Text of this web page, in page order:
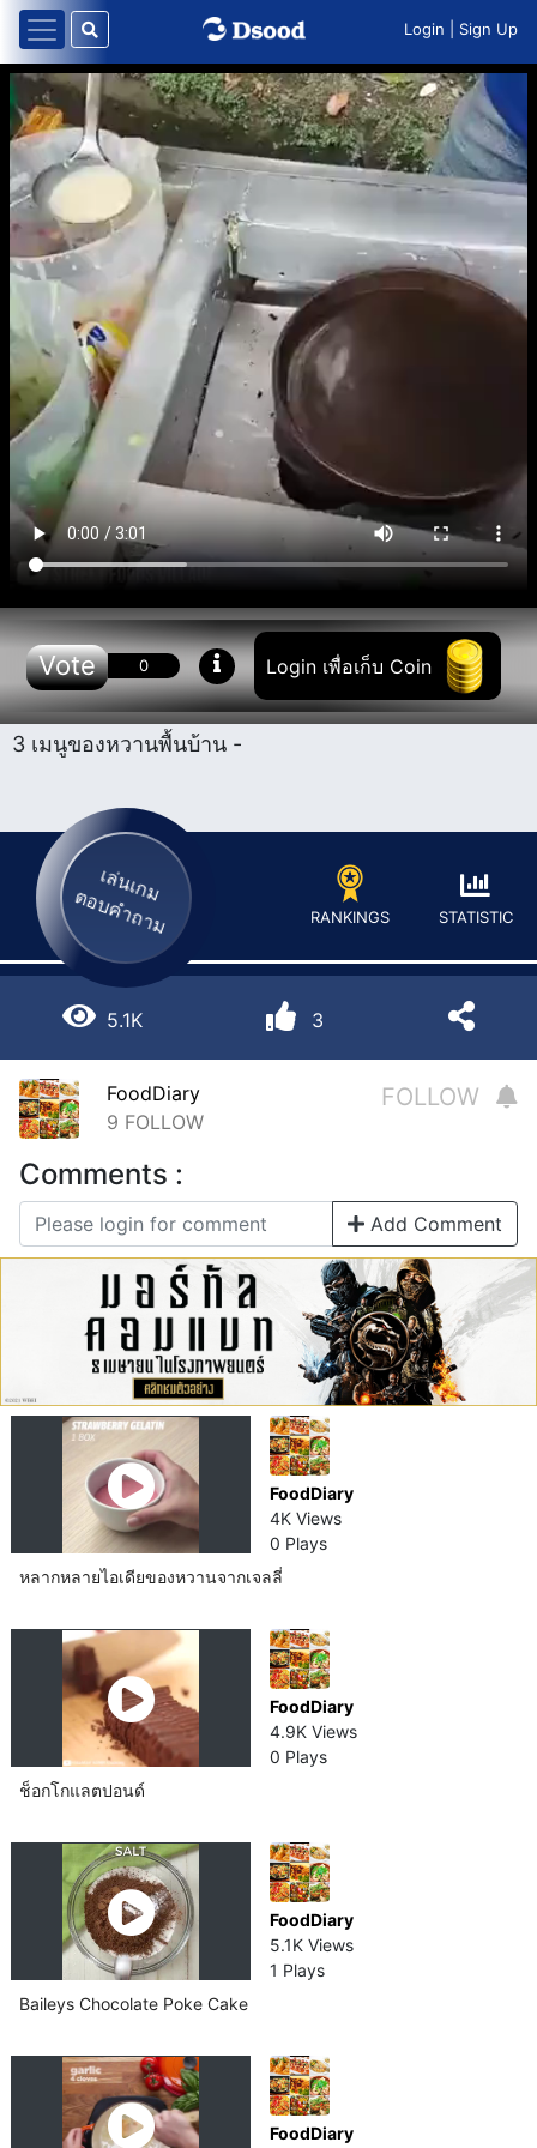
Login Sign Up
Vote 0 Login เพื่อเก็บ Coin
3 เมนูของหวานพื้นบ้าน -
เล่นเกม
ตอบคำถาม RANKINGS STATISTIC
5.1K 3
FoodDiary
9 FOLLOW
FOLLOW
Comments :
Add Comment
FoodDiary
4K Views
0 Plays
หลากหลายไอเดียของหวานจากเจลลี่
FoodDiary
4.9K Views
0 Plays
ช็อกโกแลต​ปอนด์​
FoodDiary
5.1K Views
1 Plays
Baileys Chocolate Poke Cake
FoodDiary